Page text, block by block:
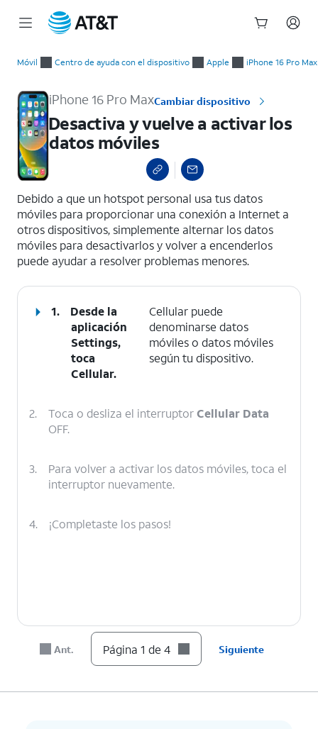
Móvil Centro de ayuda con el dispositivo Apple iPhone 16 Pro Max
iPhone 16 Pro MaxCambiar dispositivo
Desactiva y vuelve a activar los
datos móviles
Debido a que un hotspot personal usa tus datos
móviles para proporcionar una conexión a Internet a
otros dispositivos, simplemente alternar los datos
móviles para desactivarlos y volver a encenderlos
puede ayudar a resolver problemas menores.
1.
Desde la
aplicación
Settings,
toca
Cellular.
Cellular puede
denominarse datos
móviles o datos móviles
según tu dispositivo.
2. Toca o desliza el interruptorCellular Data
OFF.
3.
Para volver a activar los datos móviles, toca el
interruptor nuevamente.
4. ¡Completaste los pasos!
Ant. Página 1 de 4 Siguiente